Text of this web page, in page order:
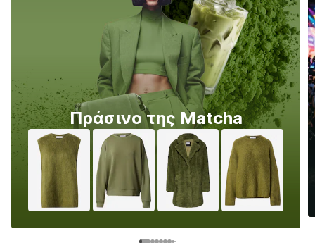
Πράσινο της Matcha